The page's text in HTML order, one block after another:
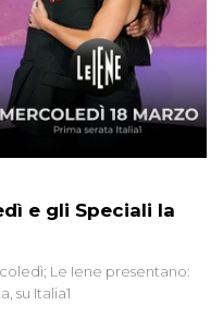
e gli Speciali la
Le Iene presentano:
su Italia1